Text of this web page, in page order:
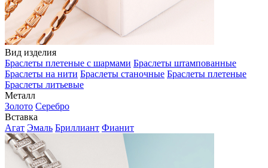
Вид изделия
Браслеты плетеные с шармами Браслеты штампованные
Браслеты на нити Браслеты станочные Браслеты плетеные
Браслеты литьевые
Металл
Золото Серебро
Вставка
Агат Эмаль Бриллиант Фианит